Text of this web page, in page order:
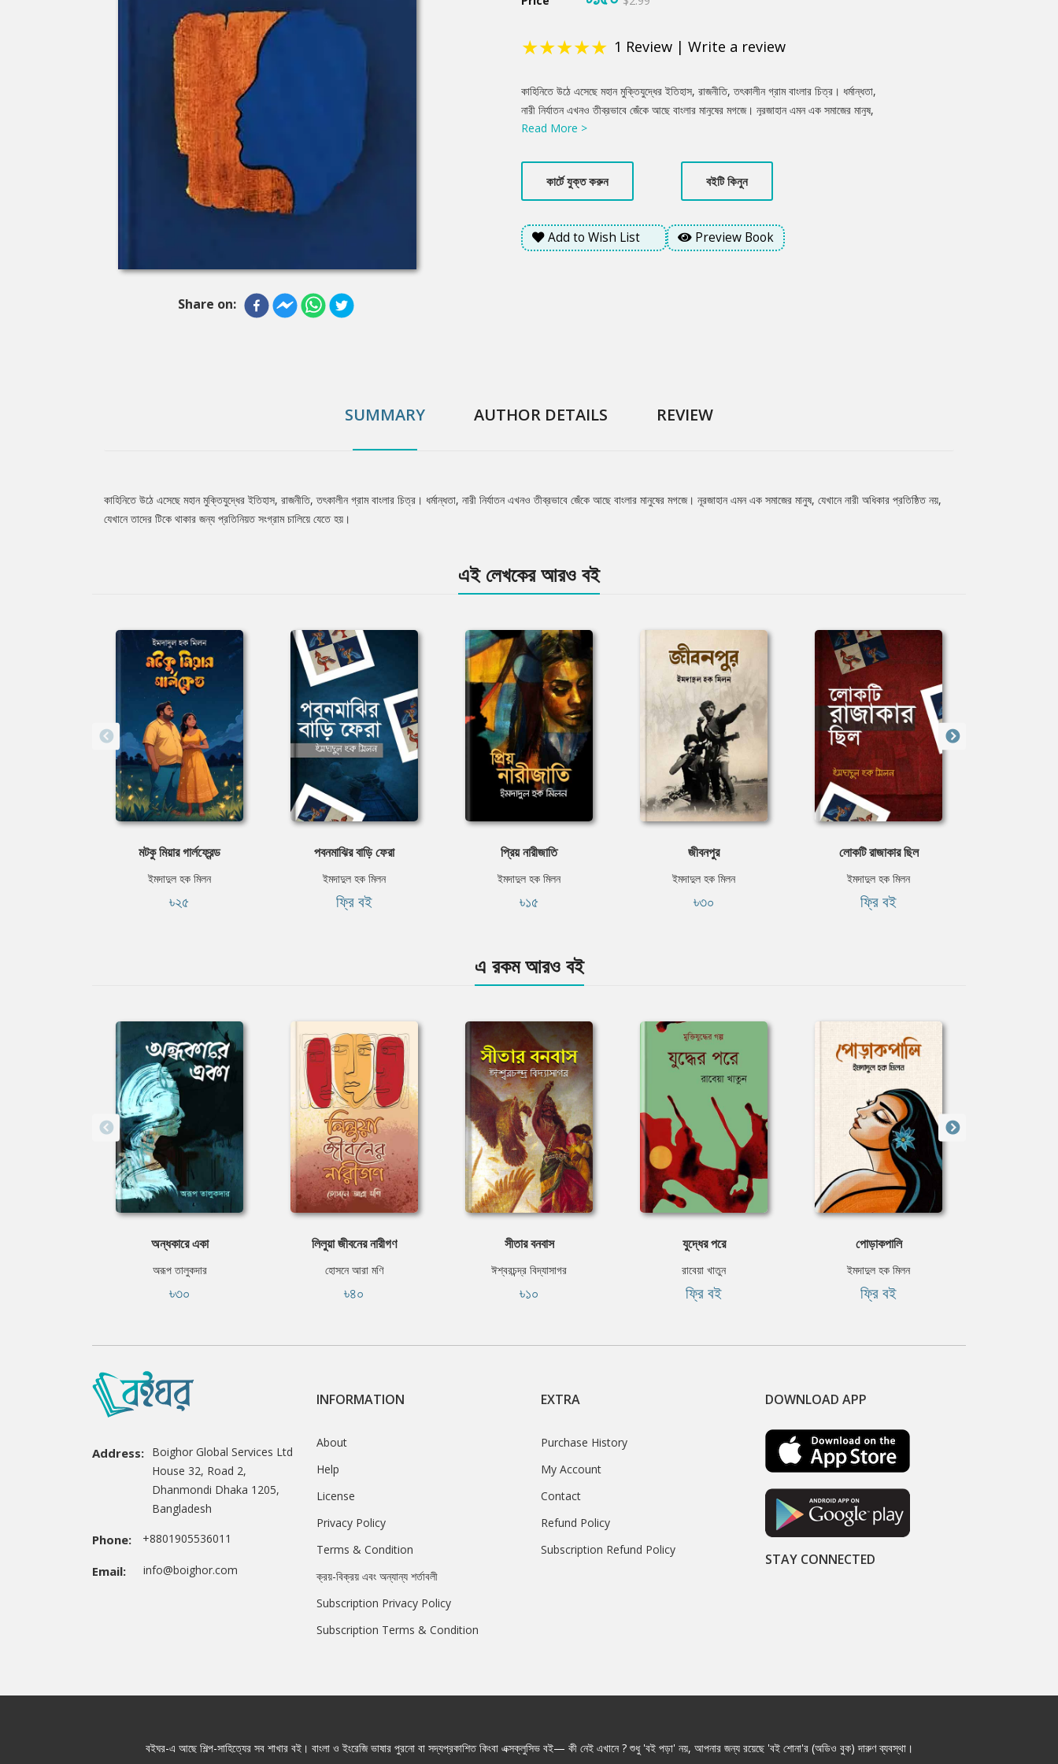
Share on:
★★★★★ 1 Review | Write a review
Product
Summery
কাহিনিতে উঠে এসেছে মহান মুক্তিযুদ্ধের ইতিহাস, রাজনীতি, তৎকালীন গ্রাম বাংলার চিত্র। ধর্মান্ধতা,
নারী নির্যাতন এখনও তীব্রভাবে জেঁকে আছে বাংলার মানুষের মগজে। নূরজাহান এমন এক সমাজের মানুষ,
যেখানে নারী অধিকার প্রতিষ্ঠিত নয়, যেখানে তাদের টিকে থাকার জন্য প্রতিনিয়ত সংগ্রাম চালিয়ে যেতে
Read More >
কার্টে যুক্ত করুন বইটি কিনুন
Add to Wish List Preview Book
SUMMARY AUTHOR DETAILS REVIEW
Tab
কাহিনিতে উঠে এসেছে মহান মুক্তিযুদ্ধের ইতিহাস, রাজনীতি, তৎকালীন গ্রাম বাংলার চিত্র। ধর্মান্ধতা, নারী নির্যাতন এখনও তীব্রভাবে জেঁকে আছে বাংলার মানুষের মগজে। নূরজাহান এমন এক সমাজের মানুষ, যেখানে নারী অধিকার প্রতিষ্ঠিত নয়,
যেখানে তাদের টিকে থাকার জন্য প্রতিনিয়ত সংগ্রাম চালিয়ে যেতে হয়।
এই লেখকের আরও বই
মটকু মিয়ার গার্লফ্রেন্ড
ইমদাদুল হক মিলন
৳২৫
পবনমাঝির বাড়ি ফেরা
ইমদাদুল হক মিলন
ফ্রি বই
প্রিয় নারীজাতি
ইমদাদুল হক মিলন
৳১৫
জীবনপুর
ইমদাদুল হক মিলন
৳৩০
লোকটি রাজাকার ছিল
ইমদাদুল হক মিলন
ফ্রি বই
এ রকম আরও বই
অন্ধকারে একা
অরূপ তালুকদার
৳৩০
লিলুয়া জীবনের নারীগণ
হোসনে আরা মণি
৳৪০
সীতার বনবাস
ঈশ্বরচন্দ্র বিদ্যাসাগর
৳১০
যুদ্ধের পরে
রাবেয়া খাতুন
ফ্রি বই
পােড়াকপালি
ইমদাদুল হক মিলন
ফ্রি বই
Address: Boighor Global Services Ltd
House 32, Road 2,
Dhanmondi Dhaka 1205,
Bangladesh
Phone: +8801905536011
Email: info@boighor.com
INFORMATION
About
Help
License
Privacy Policy
Terms & Condition
ক্রয়-বিক্রয় এবং অন্যান্য শর্তাবলী
Subscription Privacy Policy
Subscription Terms & Condition
EXTRA
Purchase History
My Account
Contact
Refund Policy
Subscription Refund Policy
DOWNLOAD APP
STAY CONNECTED
বইঘর-এ আছে শিল্প-সাহিত্যের সব শাখার বই। বাংলা ও ইংরেজি ভাষার পুরনো বা সদ্যপ্রকাশিত কিংবা এক্সক্লুসিভ বই— কী নেই এখানে ? শুধু 'বই পড়া' নয়, আপনার জন্য রয়েছে 'বই শোনা'র (অডিও বুক) দারুণ ব্যবস্থা।